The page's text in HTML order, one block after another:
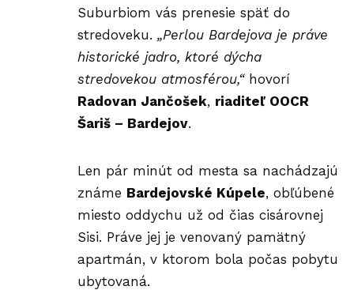
Suburbiom vás prenesie späť do
stredoveku. „Perlou Bardejova je práve
historické jadro, ktoré dýcha
stredovekou atmosférou,“hovorí
Radovan Jančošek, riaditeľ OOCR
Šariš – Bardejov.
Len pár minút od mesta sa nachádzajú
známe Bardejovské Kúpele, obľúbené
miesto oddychu už od čias cisárovnej
Sisi. Práve jej je venovaný pamätný
apartmán, v ktorom bola počas pobytu
ubytovaná.